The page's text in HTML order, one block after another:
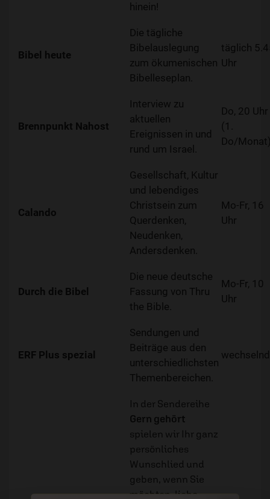
hinein!
Bibel heute
Die tägliche
Bibelauslegung
zum ökumenischen
Bibelleseplan.
täglich
Uhr
Brennpunkt Nahost
Interview zu
aktuellen
Ereignissen in und
rund um Israel.
Do, 20 Uhr
(1.
Do/
Calando
Gesellschaft, Kultur
und lebendiges
Christsein zum
Querdenken,
Neudenken,
Andersdenken.
Mo-Fr, 16
Uhr
Durch die Bibel
Die neue deutsche
Fassung von Thru
the Bible.
Mo-Fr, 10
Uhr
ERF Plus spezial
Sendungen und
Beiträge aus den
unterschiedlichsten
Themenbereichen.
wechselnd
In der Sendereihe
Gern gehört
spielen wir Ihr ganz
persönliches
Wunschlied und
geben, wenn Sie
möchten, liebe